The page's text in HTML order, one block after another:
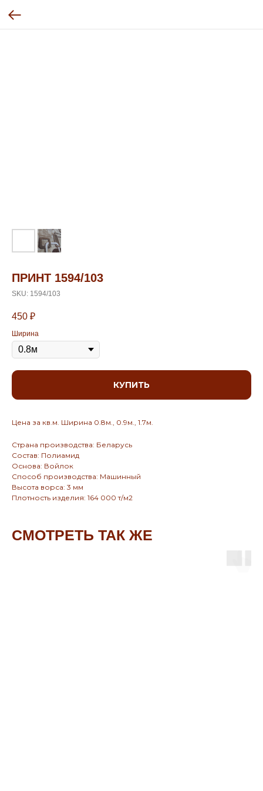
ПРИНТ 1594/103
SKU: 1594/103
450 ₽
Ширина
КУПИТЬ
Цена за кв.м. Ширина 0.8м., 0.9м., 1.7м.
Страна производства: Беларусь
Состав: Полиамид
Основа: Войлок
Способ производства: Машинный
Высота ворса: 3 мм
Плотность изделия: 164 000 т/м2
СМОТРЕТЬ ТАК ЖЕ